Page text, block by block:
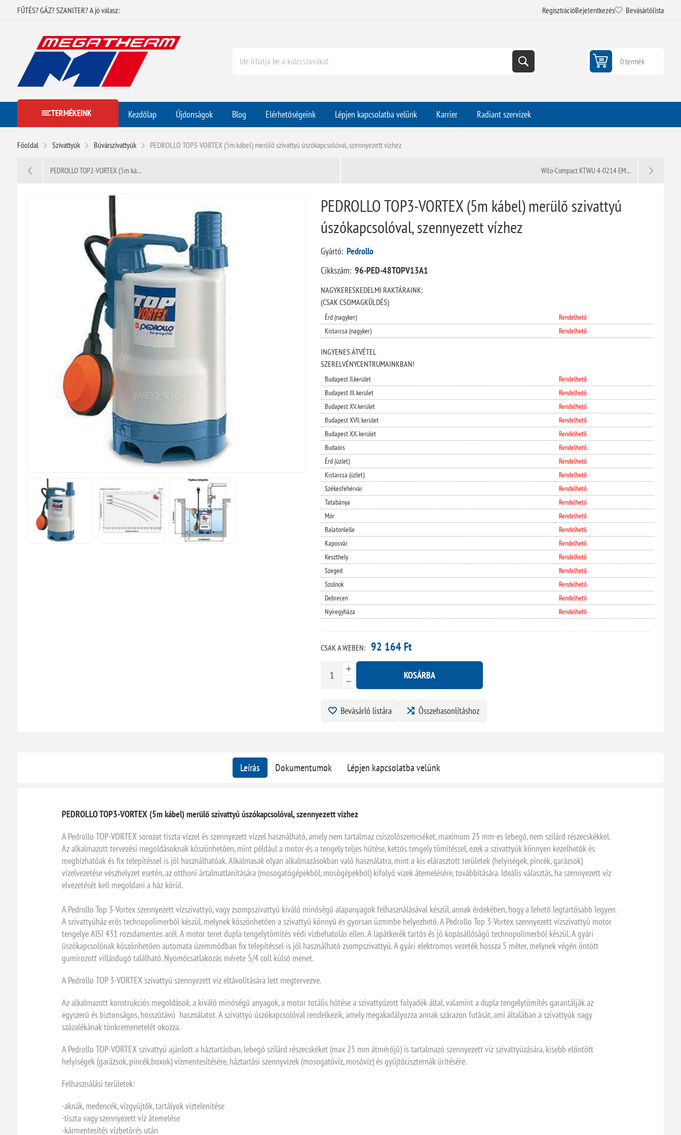
FŰTÉS? GÁZ? SZANITER? A jó válasz: RegisztrációBejelentkezés Bevásárlólista
0 termék
TERMÉKEINK Kezdőlap Újdonságok Blog Elérhetőségeink Lépjen kapcsolatba velünk Karrier Radiant szervizek
Főoldal Szivattyúk Búvárszivattyúk PEDROLLO TOP3-VORTEX (5m kábel) merülő szivattyú úszókapcsolóval, szennyezett vízhez
PEDROLLO TOP2-VORTEX (5m ká... Wilo-Compact KTWU 4-0214 EM...
PEDROLLO TOP3-VORTEX (5m kábel) merülő szivattyú
úszókapcsolóval, szennyezett vízhez
Gyártó: Pedrollo
Cikkszám: 96-PED-48TOPV13A1
NAGYKERESKEDELMI RAKTÁRAINK:
(CSAK CSOMAGKÜLDÉS)
Érd (nagyker)
Rendelhető
Kistarcsa (nagyker)
Rendelhető
INGYENES ÁTVÉTEL
SZERELVÉNYCENTRUMAINKBAN!
Budapest II.kerület
Rendelhető
Budapest III. kerület
Rendelhető
Budapest XV. kerület
Rendelhető
Budapest XVII. kerület
Rendelhető
Budapest XX. kerület
Rendelhető
Budaörs
Rendelhető
Érd (üzlet)
Rendelhető
Kistarcsa (üzlet)
Rendelhető
Székesfehérvár
Rendelhető
Tatabánya
Rendelhető
Mór
Rendelhető
Balatonlelle
Rendelhető
Kaposvár
Rendelhető
Keszthely
Rendelhető
Szeged
Rendelhető
Szolnok
Rendelhető
Debrecen
Rendelhető
Nyíregyháza
Rendelhető
CSAK A WEBEN: 92 164 Ft
KOSÁRBA
Bevásárló listára Összehasonlításhoz
Leírás Dokumentumok Lépjen kapcsolatba velünk
PEDROLLO TOP3-VORTEX (5m kábel) merülő szivattyú úszókapcsolóval, szennyezett vízhez
A Pedrollo TOP-VORTEX sorozat tiszta vízzel és szennyezett vízzel használható, amely nem tartalmaz csiszolószemcséket, maximum 25 mm-es lebegő, nem szilárd részecskékkel.
Az alkalmazott tervezési megoldásoknak köszönhetően, mint például a motor és a tengely teljes hűtése, kettős tengely tömítéssel, ezek a szivattyúk könnyen kezelhetők és
megbízhatóak és fix telepítéssel is jól használhatóak. Alkalmasak olyan alkalmazásokban való használatra, mint a kis elárasztott területek (helyiségek, pincék, garázsok)
vízelvezetése vészhelyzet esetén, az otthoni ártalmatlanítására (mosogatógépekből, mosógépekből) kifolyó vizek átemelésére, továbbítására. Ideális választás, ha szennyezett víz
elvezetését kell megoldani a ház körül.
A Pedrollo Top 3-Vortex szennyezett vízszivattyú, vagy zsompszivattyú kiváló minőségű alapanyagok felhasználásával készül, annak érdekében, hogy a lehető legtartósabb legyen.
A szivattyúház erős technopolimerből készül, melynek köszönhetően a szivattyú könnyű és gyorsan üzmmbe helyezhető. A Pedrollo Top 3-Vortex szennyezett vízszivattyú motor
tengelye AISI 431 rozsdamentes acél. A motor teret dupla tengelytömítés védi vízbehatolás ellen. A lapátkerék tartós és jó kopásállóságú technopolimerből készül. A gyári
úszókapcsolónak köszönhetően automata üzemmódban fix telepítéssel is jól használható zsompszivattyú. A gyári elektromos vezeték hossza 5 méter, melynek végén öntött
gumírozott villásdugó található. Nyomócsatlakozás mérete 5/4 coll külső menet.
A Pedrollo TOP 3-VORTEX szivattyú szennyezett víz eltávolítására lett megtervezve.
Az alkalmazott konstrukciós megoldások, a kiváló minőségű anyagok, a motor totális hűtése a szivattyúzott folyadék által, valamint a dupla tengelytömítés garantálják az
egyszerű és biztonságos, hosszútávú használatot. A szivattyú úszókapcsolóval rendelkezik, amely megakadályozza annak szárazon futását, ami általában a szivattyúk nagy
százalékának tönkremenetelét okozza.
A Pedrollo TOP-VORTEX szivattyú ajánlott a háztartásban, lebegő szilárd részecskéket (max 25 mm átmérőjű) is tartalmazó szennyezett víz szivattyúzására, kisebb elöntött
helyiségek (garázsok, pincék,boxok) vízmentesítésére, háztartási szennyvizek (mosogatóvíz, mosóvíz) és gyűjtőciszternák ürítésére.
Felhasználási területek:
-aknák, medencék, vízgyűjtők, tartályok víztelenítése
-tiszta vagy szennyezett víz átemelése
-kármentesítés vízbetörés után